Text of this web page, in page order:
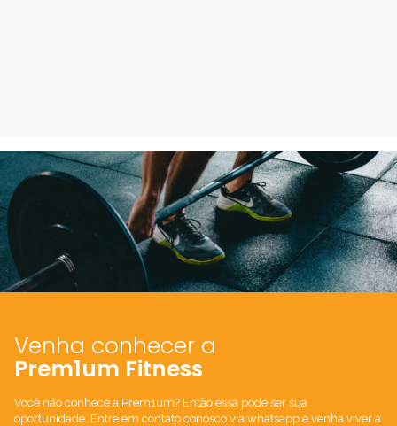
Venha conhecer a
Prem1um Fitness
Você não conhece a Prem1um? Então essa pode ser sua
oportunidade. Entre em contato conosco via whatsapp e venha viver a